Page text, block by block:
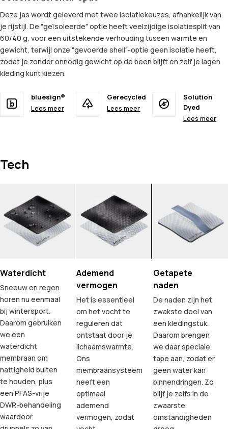
Deze jas wordt geleverd met twee isolatiekeuzes, afhankelijk van
je rijstijl. De "geïsoleerde" optie heeft veelzijdige isolatiesplit van
60/40 g, voor een uitstekende verhouding tussen warmte en
gewicht, terwijl onze "gevoerde shell"-optie geen isolatie heeft,
zodat je zonder onnodig gewicht op de been blijft en zelf je lagen
kleding kunt kiezen.
bluesign®
Lees meer
Gerecycled
Lees meer
Solution
Dyed
Lees meer
Tech
Waterdicht
Sneeuw en regen
horen nu eenmaal
bij wintersport.
Daarom gebruiken
we een
waterdicht
membraan om
nattigheid buiten
te houden, plus
een PFAS-vrije
DWR-behandeling
waardoor
Ademend
vermogen
Het is essentieel
om het vocht te
reguleren dat
ontstaat door je
lichaamswarmte.
Ons
membraansysteem
heeft een
optimaal
ademend
vermogen, zodat
Getapete
naden
De naden zijn het
zwakste deel van
een kledingstuk.
Daarom brengen
we daar speciale
tape aan, zodat er
geen water kan
binnendringen. Zo
blijf je zelfs in de
zwaarste
omstandigheden